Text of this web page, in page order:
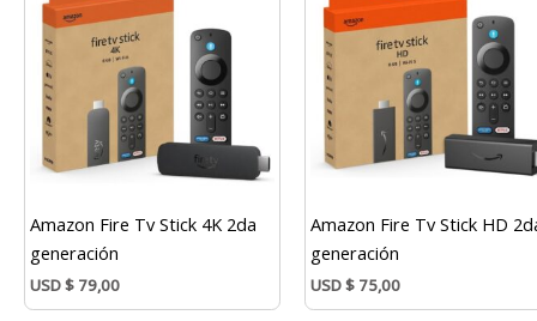
Amazon Fire Tv Stick 4K 2da
generación
USD$ 79,00
Amazon Fire Tv Stick HD
generación
USD$ 75,00